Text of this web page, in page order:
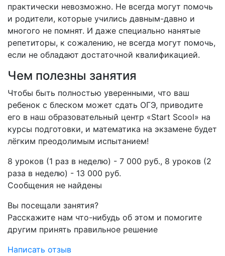
практически невозможно. Не всегда могут помочь
и родители, которые учились давным-давно и
многого не помнят. И даже специально нанятые
репетиторы, к сожалению, не всегда могут помочь,
если не обладают достаточной квалификацией.
Чем полезны занятия
Чтобы быть полностью уверенными, что ваш
ребенок с блеском может сдать ОГЭ, приводите
его в наш образовательный центр «Start Scool» на
курсы подготовки, и математика на экзамене будет
лёгким преодолимым испытанием!
​8 уроков (1 раз в неделю) - 7 000 руб., 8 уроков (2
раза в неделю) - 13 000 руб.​​​​
Сообщения не найдены
Вы посещали занятия?
Расскажите нам что-нибудь об этом и помогите
другим принять правильное решение
Написать отзыв